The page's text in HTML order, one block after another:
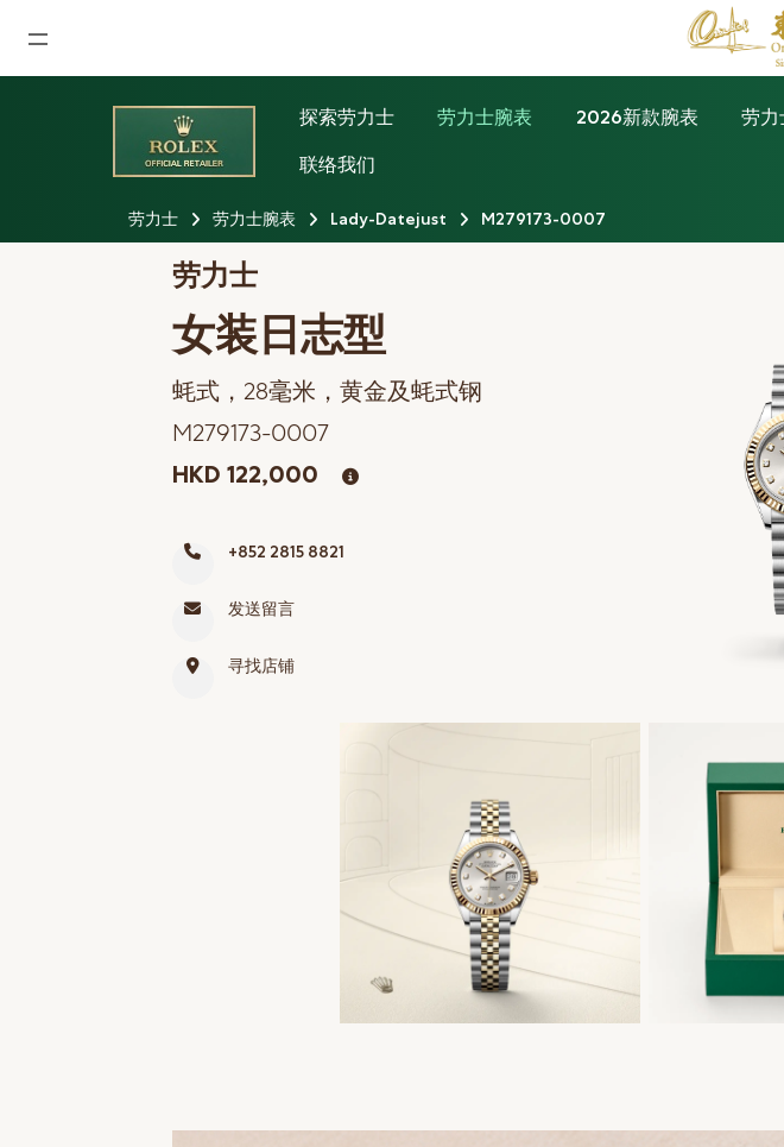
首页
最新消息
公司动态
劳力士
劳力士中古表认证
帝舵表
网上商店
中国内地
探索劳力士 劳力士腕表 2026新款腕表 劳
联络我们
劳力士 劳力士腕表 Lady-Datejust M279173-0007
劳力士
女装日志型
蚝式，28毫米，黄金及蚝式钢
M279173-0007
HKD 122,000
+852 2815 8821
发送留言
寻找店铺